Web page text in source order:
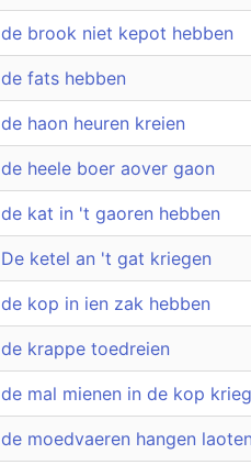
de brook niet kepot hebben
de fats hebben
de haon heuren kreien
de heele boer aover gaon
de kat in 't gaoren hebben
De ketel an 't gat kriegen
de kop in ien zak hebben
de krappe toedreien
de mal mienen in de kop
de moedvaeren hangen laoten